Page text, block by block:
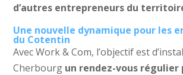
d’autres entrepreneurs du
Une nouvelle dynamique pour les
du Cotentin
Avec Work & Com, l’objectif est
Cherbourg un rendez-vous régulier